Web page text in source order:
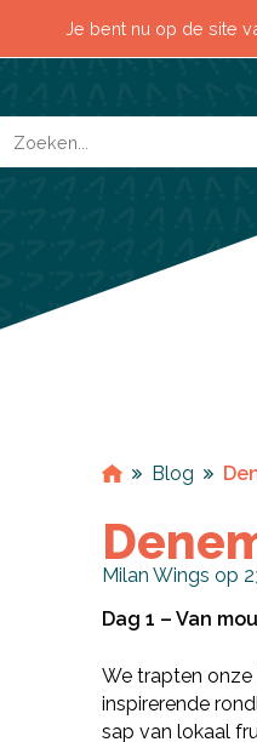
Je bent nu op de site
Blog
Milan Wings op
Dag 1 – Van
We trapten onze
inspirerende
sap van lokaal